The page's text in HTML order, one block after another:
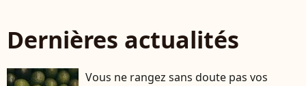
Dernières actualités
Vous ne rangez sans doute pas vos